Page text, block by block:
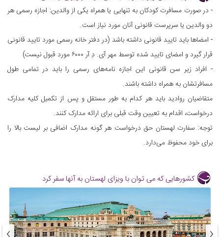
- در صورت مسافرت کودکان به تنهایی یا همراه یکی از والدین: اجازه رسمی هر
دو والدین یا سرپرست قانونی آنان مورد نیاز است.
- امضاها باید تایید قانونی داشته باشد (در دفتر خانه رسمی مورد تایید قانونی
قرار گیرد و امضای تایید شده توسط مهر آی. دِ آر ۶۰۰۰ مورد قبول نیست)
- افراد زیر سن قانونی این اجازه نامه‌های رسمی را باید در تمامی طول
مسافرتشان به همراه داشته باشند.
متقاضیان روادید باید هر کدام به طور مستقل و پس از تکمیل کلیه مدارک
درخواست، اقدام به تعیین وقت قبلی برای ارائه مدارک کنند.
توجه: سفارت لهستان حق درخواست هر گونه مدارک اضافی بر ليست بالا را
برای خود محفوظ می‌دارد.
کشورهایی که می توان با ویزای لهستان به آنها سفر کرد